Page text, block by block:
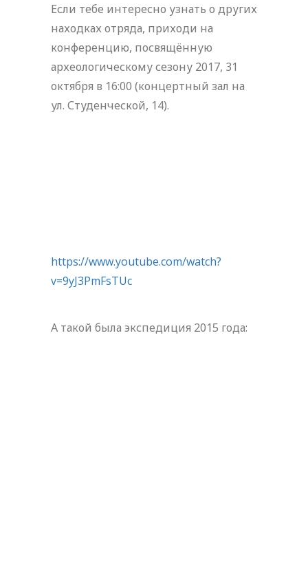
Если тебе интересно узнать о других
находках отряда, приходи на
конференцию, посвящённую
археологическому сезону 2017, 31
октября в 16:00 (концертный зал на
ул. Студенческой, 14).
https://www.youtube.com/watch?
v=9yJ3PmFsTUc
А такой была экспедиция 2015 года: